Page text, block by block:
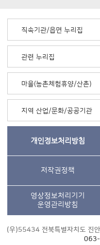
직속기관/읍면 누리집
관련 누리집
마을(농촌체험휴양/산촌)
지역 산업/문화/공공기관
개인정보처리방침
저작권정책
영상정보처리기기
운영관리방침
(우)55434 전북특별자치도 진